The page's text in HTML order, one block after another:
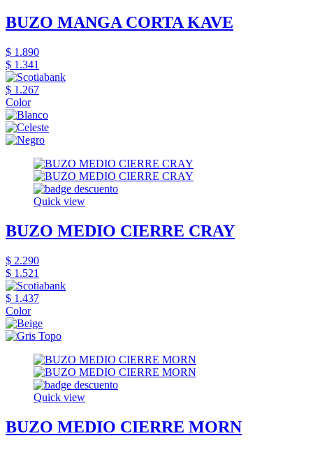
BUZO MANGA CORTA KAVE
$ 1.890
$ 1.341
$ 1.267
Color
Quick view
BUZO MEDIO CIERRE CRAY
$ 2.290
$ 1.521
$ 1.437
Color
Quick view
BUZO MEDIO CIERRE MORN